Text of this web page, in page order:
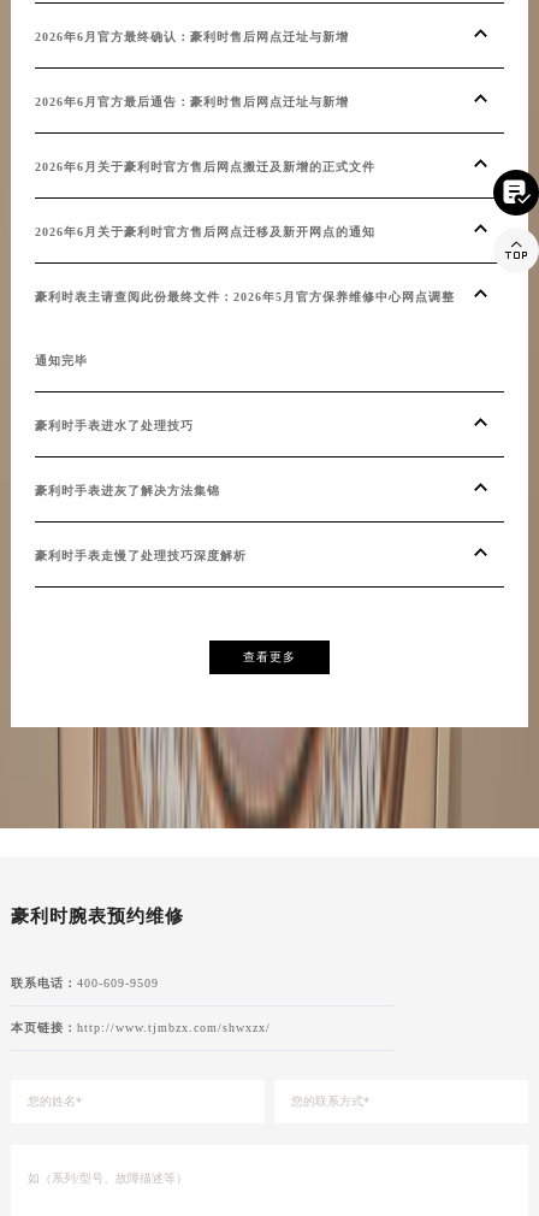
2026年6月官方最终确认：豪利时售后网点迁址与新增
2026年6月官方最后通告：豪利时售后网点迁址与新增
2026年6月关于豪利时官方售后网点搬迁及新增的正式文件
2026年6月关于豪利时官方售后网点迁移及新开网点的通知
豪利时表主请查阅此份最终文件：2026年5月官方保养维修中心网点调整
通知完毕
豪利时手表进水了处理技巧
豪利时手表进灰了解决方法集锦
豪利时手表走慢了处理技巧深度解析
查看更多
豪利时腕表预约维修
联系电话： 400-609-9509
本页链接： http://www.tjmbzx.com/shwxzx/

